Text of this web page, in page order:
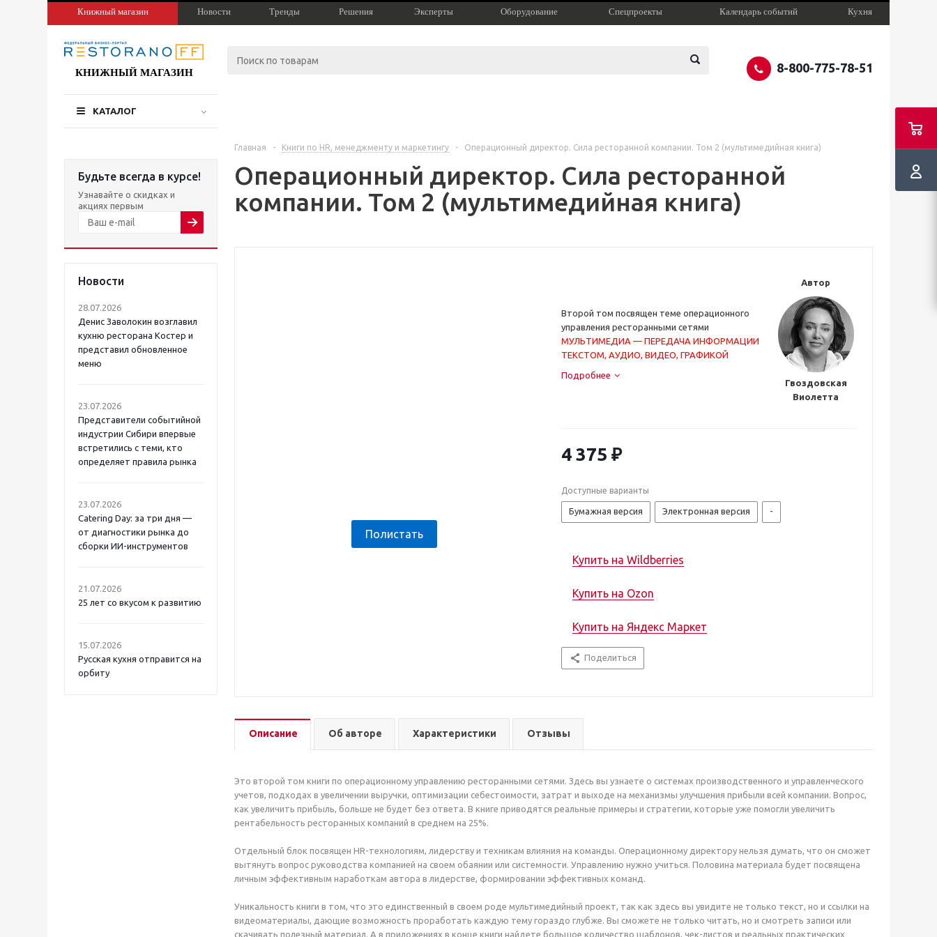
Книжный магазин Новости Тренды Решения Эксперты Оборудование Спецпроекты Календарь событий Кухня
КНИЖНЫЙ МАГАЗИН 8-800-775-78-51
КАТАЛОГ
Будьте всегда в курсе!
Узнавайте о скидках и
акциях первым
Новости
28.07.2026
Денис Заволокин возглавил
кухню ресторана Костер и
представил обновленное
меню
23.07.2026
Представители событийной
индустрии Сибири впервые
встретились с теми, кто
определяет правила рынка
23.07.2026
Catering Day: за три дня —
от диагностики рынка до
сборки ИИ-инструментов
21.07.2026
25 лет со вкусом к развитию
15.07.2026
Русская кухня отправится на
орбиту
Главная - Книги по HR, менеджменту и маркетингу - Операционный директор. Сила ресторанной компании. Том 2 (мультимедийная книга)
Операционный директор. Сила ресторанной
компании. Том 2 (мультимедийная книга)
Полистать
Второй том посвящен теме операционного
управления ресторанными сетями
МУЛЬТИМЕДИА — ПЕРЕДАЧА ИНФОРМАЦИИ
ТЕКСТОМ, АУДИО, ВИДЕО, ГРАФИКОЙ
Подробнее
Автор
Гвоздовская
Виолетта
4 375 ₽
Доступные варианты
Бумажная версия Электронная версия -
Купить на Wildberries
Купить на Ozon
Купить на Яндекс Маркет
Поделиться
Описание Об авторе Характеристики Отзывы
Это второй том книги по операционному управлению ресторанными сетями. Здесь вы узнаете о системах производственного и управленческого
учетов, подходах в увеличении выручки, оптимизации себестоимости, затрат и выходе на механизмы улучшения прибыли всей компании. Вопрос,
как увеличить прибыль, больше не будет без ответа. В книге приводятся реальные примеры и стратегии, которые уже помогли увеличить
рентабельность ресторанных компаний в среднем на 25%.
Отдельный блок посвящен HR-технологиям, лидерству и техникам влияния на команды. Операционному директору нельзя думать, что он сможет
вытянуть вопрос руководства компанией на своем обаянии или системности. Управлению нужно учиться. Половина материала будет посвящена
личным эффективным наработкам автора в лидерстве, формировании эффективных команд.
Уникальность книги в том, что это единственный в своем роде мультимедийный проект, так как здесь вы увидите не только текст, но и ссылки на
видеоматериалы, дающие возможность проработать каждую тему гораздо глубже. Вы сможете не только читать, но и смотреть записи или
скачивать полезный материал. А в приложениях в конце книги найдете большое количество шаблонов, чек-листов и реальных практических